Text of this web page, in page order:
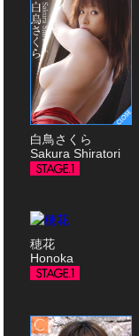
白鳥さくら
Sakura Shiratori
穂花
Honoka